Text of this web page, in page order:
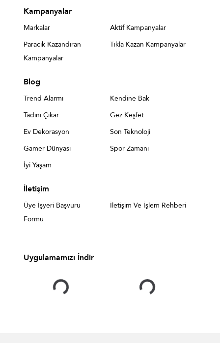
Kampanyalar
Markalar
Aktif Kampanyalar
Paracık Kazandıran
Kampanyalar
Tıkla Kazan Kampanyalar
Blog
Trend Alarmı
Kendine Bak
Tadını Çıkar
Gez Keşfet
Ev Dekorasyon
Son Teknoloji
Gamer Dünyası
Spor Zamanı
İyi Yaşam
İletişim
Üye İşyeri Başvuru
Formu
İletişim Ve İşlem Rehberi
Uygulamamızı İndir